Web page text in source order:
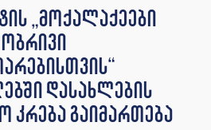
„მოქალაქეები
დასახლების
კრება გაიმართება